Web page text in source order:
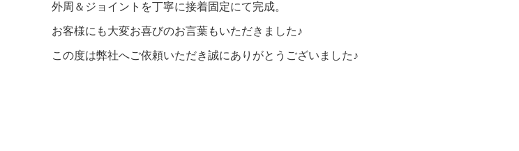
外周＆ジョイントを丁寧に接着固定にて完成。
お客様にも大変お喜びのお言葉もいただきました♪
この度は弊社へご依頼いただき誠にありがとうございました♪